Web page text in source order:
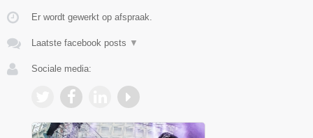
Er wordt gewerkt op afspraak.
Laatste facebook posts ▼
Sociale media: